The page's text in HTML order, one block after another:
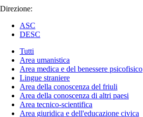
Direzione:
ASC
DESC
Tutti
Area umanistica
Area medica e del benessere psicofisico
Lingue straniere
Area della conoscenza del friuli
Area della conoscenza di altri paesi
Area tecnico-scientifica
Area giuridica e dell'educazione civica